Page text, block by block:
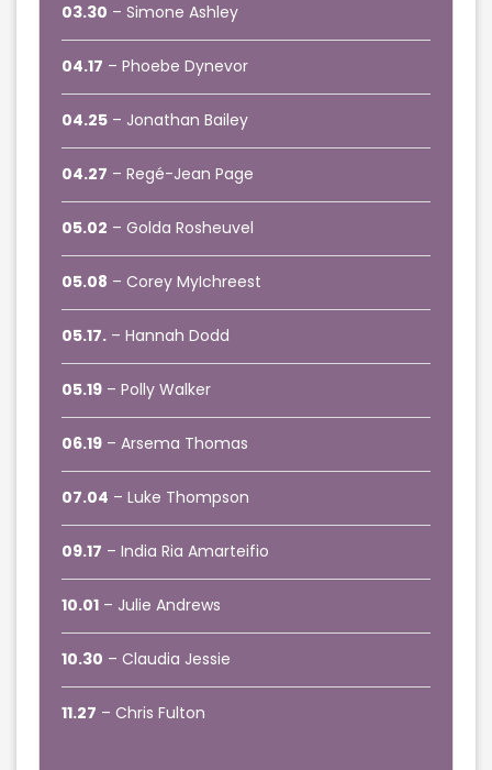
03.30 – Simone Ashley
04.17 – Phoebe Dynevor
04.25 – Jonathan Bailey
04.27 – Regé-Jean Page
05.02 – Golda Rosheuvel
05.08 – Corey MyIchreest
05.17. – Hannah Dodd
05.19 – Polly Walker
06.19 – Arsema Thomas
07.04 – Luke Thompson
09.17 – India Ria Amarteifio
10.01 – Julie Andrews
10.30 – Claudia Jessie
11.27 – Chris Fulton